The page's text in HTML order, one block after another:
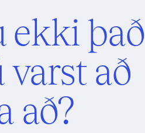
ekki það
varst að
að?